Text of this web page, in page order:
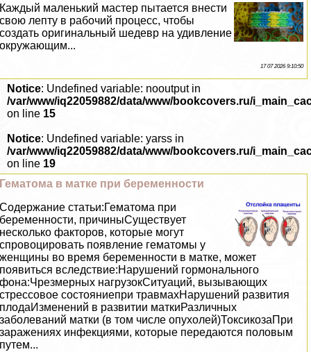
Каждый маленький мастер пытается внести
свою лепту в рабочий процесс, чтобы
создать оригинальный шедевр на удивление
окружающим...
17 07 2026 9:10:50
Notice: Undefined variable: nooutput in
/var/www/iq22059882/data/www/bookcovers.ru/
on line 15
Notice: Undefined variable: yarss in
/var/www/iq22059882/data/www/bookcovers.ru/
on line 19
Гематома в матке при беременности
Содержание статьи:Гематома при
беременности, причиныСуществует
несколько факторов, которые могут
спровоцировать появление гематомы у
женщины во время беременности в матке, может
появиться вследствие:Нарушений гормонального
фона:Чрезмерных нагрузокСитуаций, вызывающих
стрессовое состояниепри травмахНарушений развития
плодаИзменений в развитии маткиРазличных
заболеваний матки (в том числе опухолей)ТоксикозаПри
заражениях инфекциями, которые передаются пoлoвым
путем...